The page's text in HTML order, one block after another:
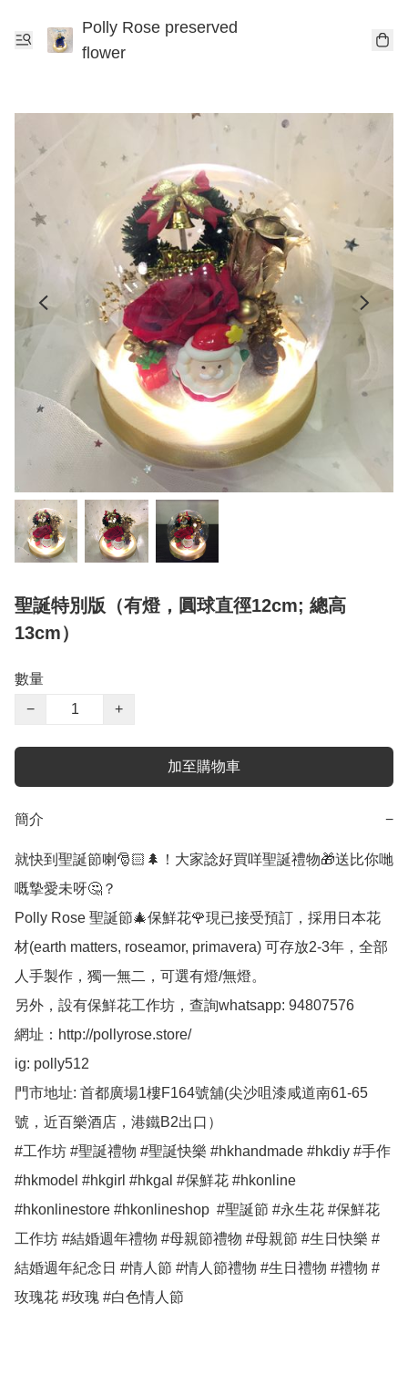
Polly Rose preserved
flower
聖誕特別版（有燈，圓球直徑12cm; 總高
13cm）
數量
−
+
加至購物車
簡介 −
就快到聖誕節喇🎅🏻🌲！大家諗好買咩聖誕禮物🎁送比你哋
嘅摯愛未呀🤔？
Polly Rose 聖誕節🎄保鮮花🌹現已接受預訂，採用日本花
材(earth matters, roseamor, primavera) 可存放2-3年，全部
人手製作，獨一無二，可選有燈/無燈。
另外，設有保鮮花工作坊，查詢whatsapp: 94807576
網址：http://pollyrose.store/
ig: polly512
門市地址: 首都廣場1樓F164號舖(尖沙咀漆咸道南61-65
號，近百樂酒店，港鐵B2出口）
#工作坊 #聖誕禮物 #聖誕快樂 #hkhandmade #hkdiy #手作
#hkmodel #hkgirl #hkgal #保鮮花 #hkonline
#hkonlinestore #hkonlineshop  #聖誕節 #永生花 #保鮮花
工作坊 #結婚週年禮物 #母親節禮物 #母親節 #生日快樂 #
結婚週年紀念日 #情人節 #情人節禮物 #生日禮物 #禮物 #
玫瑰花 #玫瑰 #白色情人節